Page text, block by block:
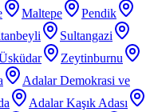
Maltepe
Pendik
Sultangazi
Zeytinburnu
Adalar Demokrasi ve
Adalar Kaşık Adası